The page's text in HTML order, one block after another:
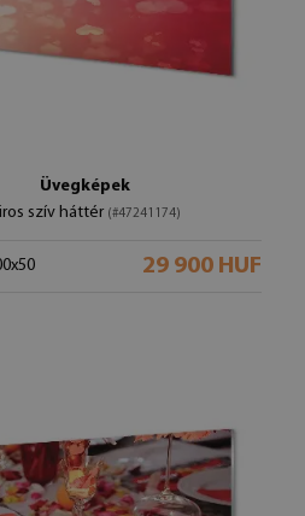
Üvegképek
szív háttér (#47241174)
29 900 HUF